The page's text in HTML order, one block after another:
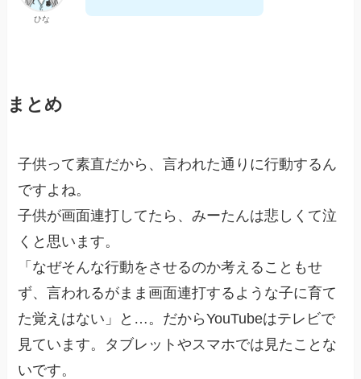
ひな
まとめ
子供って素直だから、言われた通りに行動するん
ですよね。
子供が画面連打してたら、みーたんは悲しくて泣
くと思います。
「なぜそんな行動をさせるのか考えることもせ
ず、言われるがまま画面連打するような子に育て
た覚えはない」と…。だからYouTubeはテレビで
見ています。タブレットやスマホでは見たことな
いです。